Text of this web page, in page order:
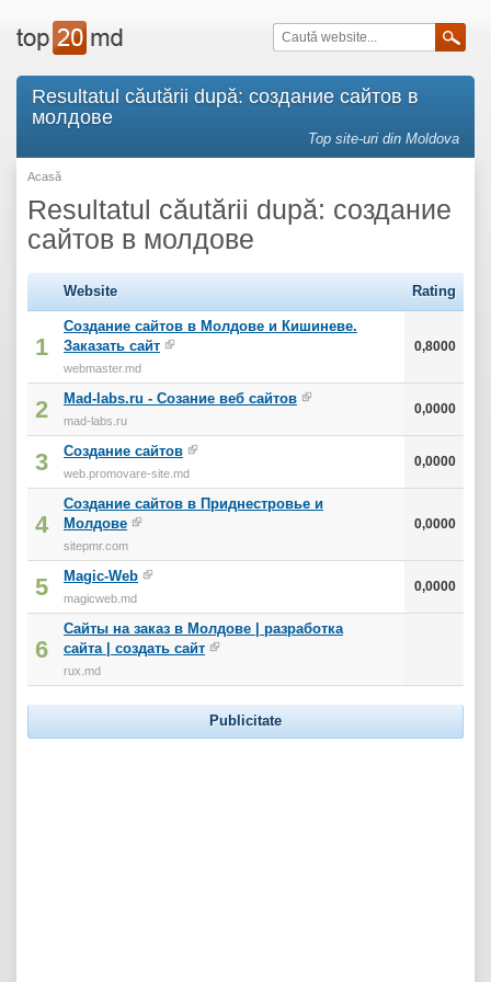
Resultatul căutării după: создание сайтов в
молдове
Top site-uri din Moldova
Acasă
Resultatul căutării după: создание
сайтов в молдове
Website Rating
1
Создание сайтов в Молдове и Кишиневе.
Заказать сайт
webmaster.md
0,8000
2 Mad-labs.ru - Созание веб сайтов
mad-labs.ru
0,0000
3 Создание сайтов
web.promovare-site.md
0,0000
4
Создание сайтов в Приднестровье и
Молдове
sitepmr.com
0,0000
5 Magic-Web
magicweb.md
0,0000
6
Сайты на заказ в Молдове | разработка
сайта | создать сайт
rux.md
Publicitate